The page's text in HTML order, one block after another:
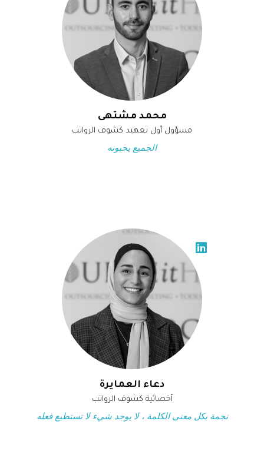
محمد مشتهى
مسؤول أول تعهيد كشوف الرواتب
الجميع يحبونه
دعاء العمايرة
أخصائية كشوف الرواتب
نجمة بكل معنى الكلمة ، لا يوجد شيء لا تستطيع فعله